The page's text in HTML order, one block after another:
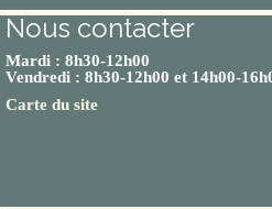
Nous contacter
Mardi : 8h30-12h00
Vendredi : 8h30-12h00 et 14h00-
Carte du site